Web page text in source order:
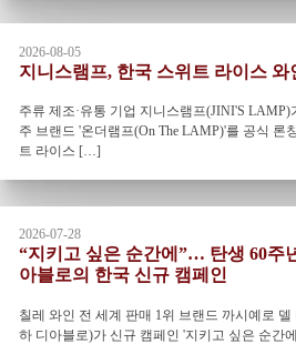
2026-08-05
지니스램프, 한국 스위트 라이스 와
주류 제조·유통 기업 지니스램프(JINI'S
주 브랜드 '온더램프(On The LAMP)'를 공식 론
트 라이스 […]
2026-07-28
“지키고 싶은 순간에”… 탄생 60주
아블로의 한국 신규 캠페인
칠레 와인 전 세계 판매 1위 브랜드 까시예로 델
하 디아블로)가 신규 캠페인 '지키고 싶은 순간